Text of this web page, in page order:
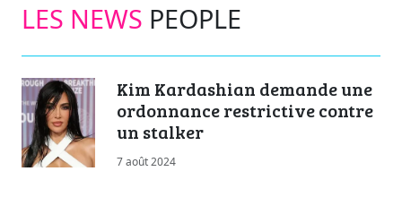
LES NEWS PEOPLE
Kim Kardashian demande une
ordonnance restrictive contre
un stalker
7 août 2024